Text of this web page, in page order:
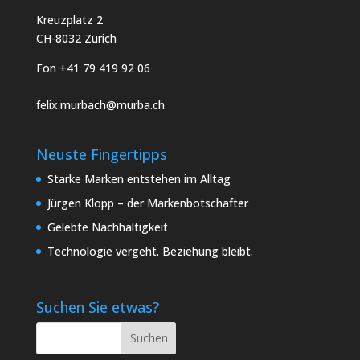
Kreuzplatz 2
CH-8032 Zürich
Fon +41 79 419 92 06
felix.murbach@murba.ch
Neuste Fingertipps
Starke Marken entstehen im Alltag
Jürgen Klopp – der Markenbotschafter
Gelebte Nachhaltigkeit
Technologie vergeht. Beziehung bleibt.
Suchen Sie etwas?